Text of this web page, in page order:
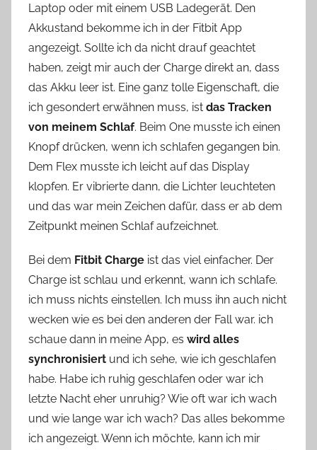
Laptop oder mit einem USB Ladegerät. Den
Akkustand bekomme ich in der Fitbit App
angezeigt. Sollte ich da nicht drauf geachtet
haben, zeigt mir auch der Charge direkt an, dass
das Akku leer ist. Eine ganz tolle Eigenschaft, die
ich gesondert erwähnen muss, ist das Tracken
von meinem Schlaf. Beim One musste ich einen
Knopf drücken, wenn ich schlafen gegangen bin.
Dem Flex musste ich leicht auf das Display
klopfen. Er vibrierte dann, die Lichter leuchteten
und das war mein Zeichen dafür, dass er ab dem
Zeitpunkt meinen Schlaf aufzeichnet.
Bei dem Fitbit Charge ist das viel einfacher. Der
Charge ist schlau und erkennt, wann ich schlafe.
ich muss nichts einstellen. Ich muss ihn auch nicht
wecken wie es bei den anderen der Fall war. ich
schaue dann in meine App, es wird alles
synchronisiert und ich sehe, wie ich geschlafen
habe. Habe ich ruhig geschlafen oder war ich
letzte Nacht eher unruhig? Wie oft war ich wach
und wie lange war ich wach? Das alles bekomme
ich angezeigt. Wenn ich möchte, kann ich mir